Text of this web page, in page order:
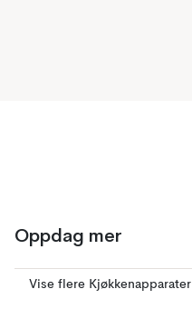
Oppdag mer
Vise flere Kjøkkenapparater